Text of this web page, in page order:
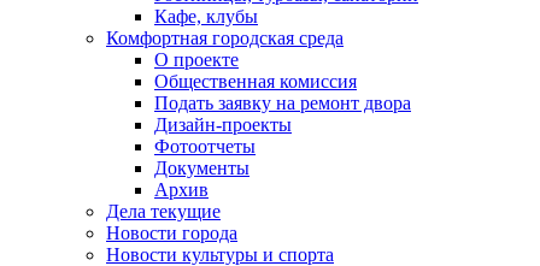
Кафе, клубы
Комфортная городская среда
О проекте
Общественная комиссия
Подать заявку на ремонт двора
Дизайн-проекты
Фотоотчеты
Документы
Архив
Дела текущие
Новости города
Новости культуры и спорта